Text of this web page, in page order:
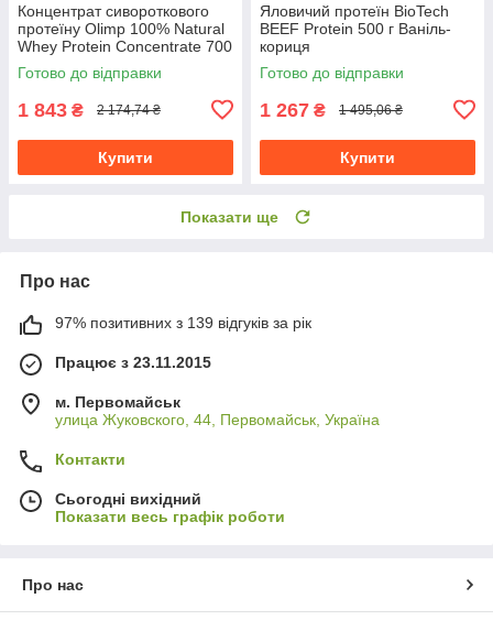
Концентрат сивороткового
протеїну Olimp 100% Natural
Whey Protein Concentrate 700
г без смаку
Готово до відправки
1 843 ₴ 2 174,74 ₴
Купити
Яловичий протеїн BioTech
BEEF Protein 500 г Ваніль-
кориця
Готово до відправки
1 267 ₴ 1 495,06 ₴
Купити
Показати ще
Про нас
97% позитивних з 139 відгуків за рік
Працює з 23.11.2015
м. Первомайськ
улица Жуковского, 44, Первомайськ, Україна
Контакти
Сьогодні вихідний
Показати весь графік роботи
Про нас